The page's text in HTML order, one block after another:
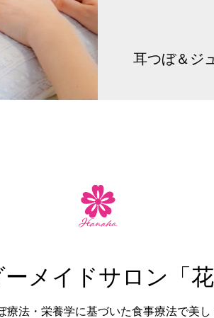
耳つぼ＆ジ
メイドサロン「花
療法・栄養学に基づいた食事療法で美し